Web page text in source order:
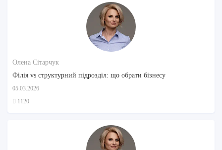
Олена Сітарчук
Філія vs структурний підрозділ: що обрати бізнесу
05.03.2026
1120